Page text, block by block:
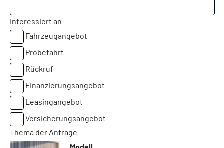
Interessiert an
Fahrzeugangebot
Probefahrt
Rückruf
Finanzierungsangebot
Leasingangebot
Versicherungsangebot
Thema der Anfrage